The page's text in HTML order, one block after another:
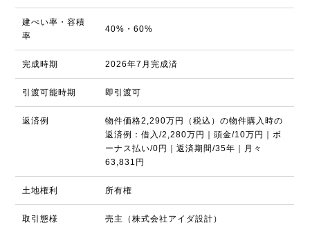
建ぺい率・容積
率
40%・60%
完成時期 2026年7月完成済
引渡可能時期 即引渡可
返済例
物件価格2,290万円（税込）の物件購入時の
返済例：借入/2,280万円｜頭金/10万円｜ボ
ーナス払い/0円｜返済期間/35年｜月々
63,831円
土地権利 所有権
取引態様 売主（株式会社アイダ設計）